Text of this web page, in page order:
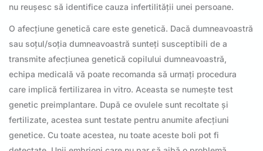
nu reușesc să identifice cauza infertilității unei persoane.
O afecțiune genetică care este genetică. Dacă dumneavoastră
sau soțul/soția dumneavoastră sunteți susceptibili de a
transmite afecțiunea genetică copilului dumneavoastră,
echipa medicală vă poate recomanda să urmați procedura
care implică fertilizarea in vitro. Aceasta se numește test
genetic preimplantare. După ce ovulele sunt recoltate și
fertilizate, acestea sunt testate pentru anumite afecțiuni
genetice. Cu toate acestea, nu toate aceste boli pot fi